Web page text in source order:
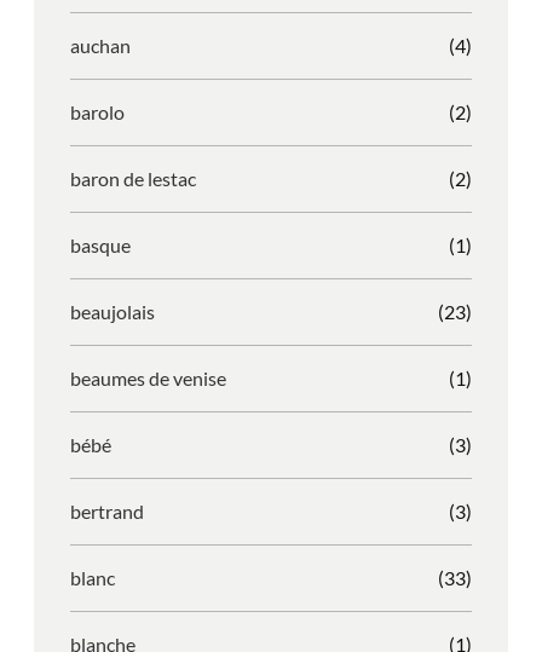
auchan (4)
barolo (2)
baron de lestac (2)
basque (1)
beaujolais (23)
beaumes de venise (1)
bébé (3)
bertrand (3)
blanc (33)
blanche (1)